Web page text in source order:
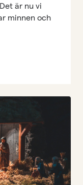
är nu vi
minnen och